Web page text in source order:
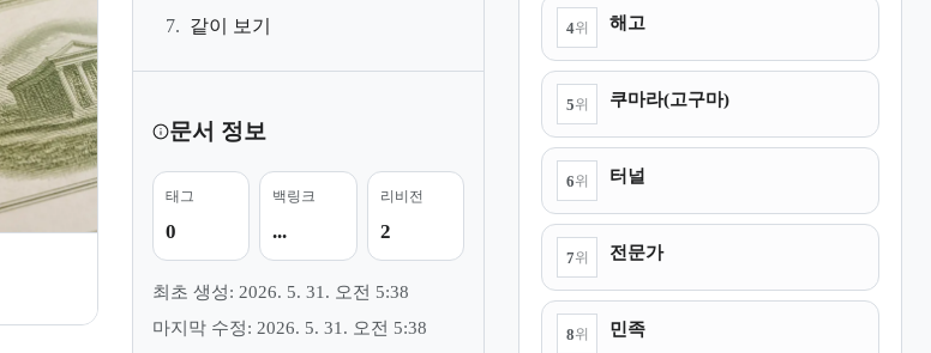
7. 같이 보기
문서 정보
태그
0
백링크
...
리비전
2
최초 생성: 2026. 5. 31. 오전 5:38
마지막 수정: 2026. 5. 31. 오전 5:38
4위 해고
5위 쿠마라(고구마)
6위 터널
7위 전문가
8위 민족